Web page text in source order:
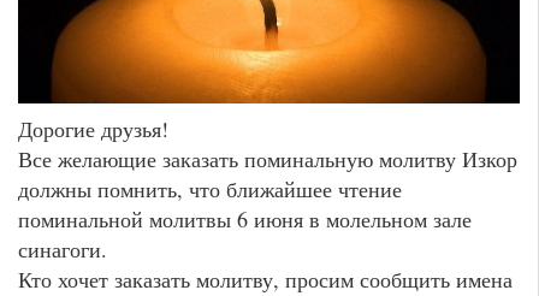
Дорогие друзья!
Все желающие заказать поминальную молитву Изкор
должны помнить, что ближайшее чтение
поминальной молитвы 6 июня в молельном зале
синагоги.
Кто хочет заказать молитву, просим сообщить имена